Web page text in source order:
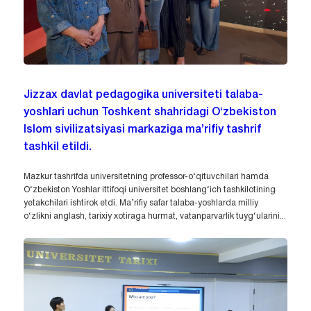
Jizzax davlat pedagogika universiteti talaba-
yoshlari uchun Toshkent shahridagi O‘zbekiston
Islom sivilizatsiyasi markaziga ma’rifiy tashrif
tashkil etildi.
Mazkur tashrifda universitetning professor-o‘qituvchilari hamda
O‘zbekiston Yoshlar ittifoqi universitet boshlang‘ich tashkilotining
yetakchilari ishtirok etdi. Ma’rifiy safar talaba-yoshlarda milliy
o‘zlikni anglash, tarixiy xotiraga hurmat, vatanparvarlik tuyg‘ularini...